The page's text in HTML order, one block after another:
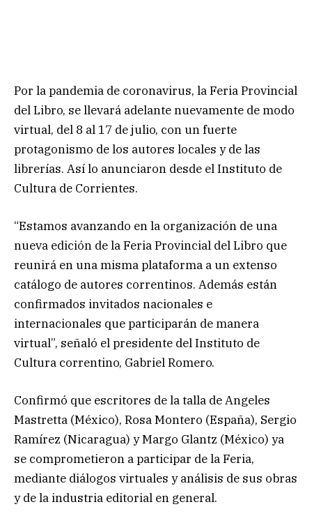
Por la pandemia de coronavirus, la Feria Provincial
del Libro, se llevará adelante nuevamente de modo
virtual, del 8 al 17 de julio, con un fuerte
protagonismo de los autores locales y de las
librerías. Así lo anunciaron desde el Instituto de
Cultura de Corrientes.
“Estamos avanzando en la organización de una
nueva edición de la Feria Provincial del Libro que
reunirá en una misma plataforma a un extenso
catálogo de autores correntinos. Además están
confirmados invitados nacionales e
internacionales que participarán de manera
virtual”, señaló el presidente del Instituto de
Cultura correntino, Gabriel Romero.
Confirmó que escritores de la talla de Angeles
Mastretta (México), Rosa Montero (España), Sergio
Ramírez (Nicaragua) y Margo Glantz (México) ya
se comprometieron a participar de la Feria,
mediante diálogos virtuales y análisis de sus obras
y de la industria editorial en general.